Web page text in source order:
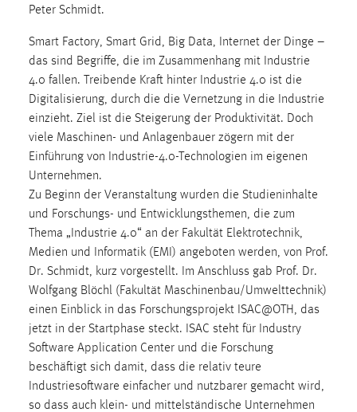
Peter Schmidt.
Smart Factory, Smart Grid, Big Data, Internet der Dinge –
das sind Begriffe, die im Zusammenhang mit Industrie
4.0 fallen. Treibende Kraft hinter Industrie 4.0 ist die
Digitalisierung, durch die die Vernetzung in die Industrie
einzieht. Ziel ist die Steigerung der Produktivität. Doch
viele Maschinen- und Anlagenbauer zögern mit der
Einführung von Industrie-4.0-Technologien im eigenen
Unternehmen.
Zu Beginn der Veranstaltung wurden die Studieninhalte
und Forschungs- und Entwicklungsthemen, die zum
Thema „Industrie 4.0“ an der Fakultät Elektrotechnik,
Medien und Informatik (EMI) angeboten werden, von Prof.
Dr. Schmidt, kurz vorgestellt. Im Anschluss gab Prof. Dr.
Wolfgang Blöchl (Fakultät Maschinenbau/Umwelttechnik)
einen Einblick in das Forschungsprojekt ISAC@OTH, das
jetzt in der Startphase steckt. ISAC steht für Industry
Software Application Center und die Forschung
beschäftigt sich damit, dass die relativ teure
Industriesoftware einfacher und nutzbarer gemacht wird,
so dass auch klein- und mittelständische Unternehmen
fe_user, be_user, be_lastLoginProvider
Zweck:
Dieser Cookie ist notwendig um sich an der Website
einloggen zu können.
Cookie Laufzeit:
STATISTIK
Statistik Cookies erfassen Informationen anonym.
Diese Informationen helfen uns zu verstehen, wie
unsere Besucher unsere Website nutzen.
Matomo
Name:
_pk_ref, _pk_cvar, _pk_id, _pk_ses
Zweck: